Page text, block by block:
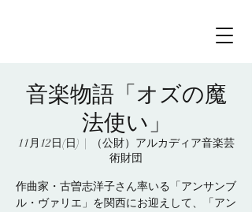
音楽物語「オズの魔
法使い」
11月12日(日)
  |
（公財）アルカディア音楽芸
術財団
作曲家・古曽志洋子さん率いる「アンサンブ
ル・ヴァリエ」を関西にお迎えして、「アン